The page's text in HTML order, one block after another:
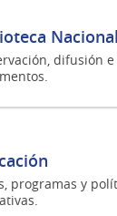
Nacional
difusión
programas y